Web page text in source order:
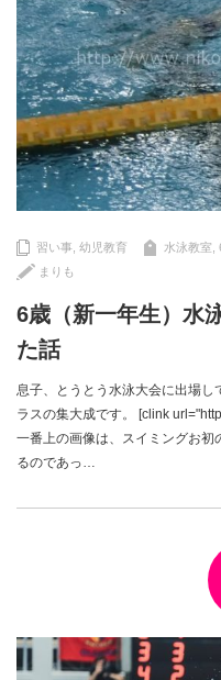
習い事 幼児教育 水泳教室
まりも
6歳（新一年生）水
た話
息子、とうとう水泳大会に出場し
ラスの集大成です。 [clink
一番上の画像は、スイミングお
るのであっ…